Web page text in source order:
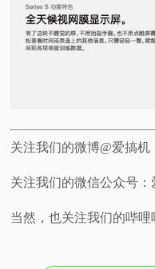
关注我们的微博@爱搞机
关注我们的微信公众号：
当然，也关注我们的哔